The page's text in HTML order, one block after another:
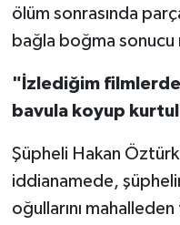
ölüm sonrasında
bağla boğma
"İzlediğim
bavula koyup
Şüpheli Hakan
iddianamede,
oğullarını mahalleden